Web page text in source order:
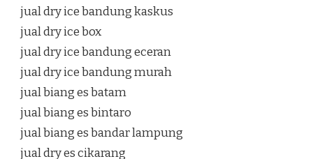
jual dry ice bandung kaskus
jual dry ice box
jual dry ice bandung eceran
jual dry ice bandung murah
jual biang es batam
jual biang es bintaro
jual biang es bandar lampung
jual dry es cikarang